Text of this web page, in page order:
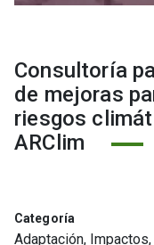
Consultoría
de mejoras
riesgos
ARClim
Categoría
Adaptación,